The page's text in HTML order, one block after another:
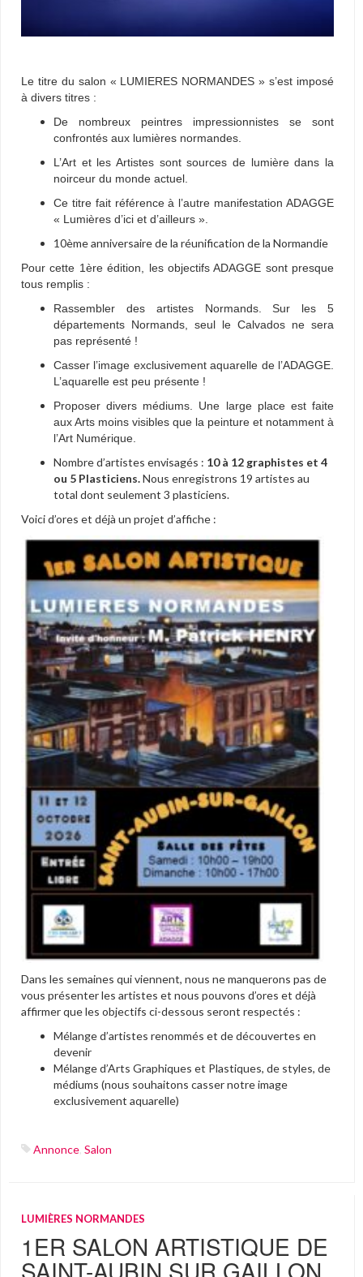
Le titre du salon « LUMIERES NORMANDES » s’est imposé
à divers titres :
De nombreux peintres impressionnistes se sont
confrontés aux lumières normandes.
L’Art et les Artistes sont sources de lumière dans la
noirceur du monde actuel.
Ce titre fait référence à l’autre manifestation ADAGGE
« Lumières d’ici et d’ailleurs ».
10ème anniversaire de la réunification de la Normandie
Pour cette 1ère édition, les objectifs ADAGGE sont presque
tous remplis :
Rassembler des artistes Normands. Sur les 5
départements Normands, seul le Calvados ne sera
pas représenté !
Casser l’image exclusivement aquarelle de l’ADAGGE.
L’aquarelle est peu présente !
Proposer divers médiums. Une large place est faite
aux Arts moins visibles que la peinture et notamment à
l’Art Numérique.
Nombre d’artistes envisagés : 10 à 12 graphistes et 4
ou 5 Plasticiens.Nous enregistrons 19 artistes au
total dont seulement 3 plasticiens.
Voici d’ores et déjà un projet d’affiche :
Dans les semaines qui viennent, nous ne manquerons pas de
vous présenter les artistes et nous pouvons d’ores et déjà
affirmer que les objectifs ci-dessous seront respectés :
Mélange d’artistes renommés et de découvertes en
devenir
Mélange d’Arts Graphiques et Plastiques, de styles, de
médiums (nous souhaitons casser notre image
exclusivement aquarelle)
Annonce, Salon
LUMIÈRES NORMANDES
1ER SALON ARTISTIQUE DE
SAINT-AUBIN SUR GAILLON